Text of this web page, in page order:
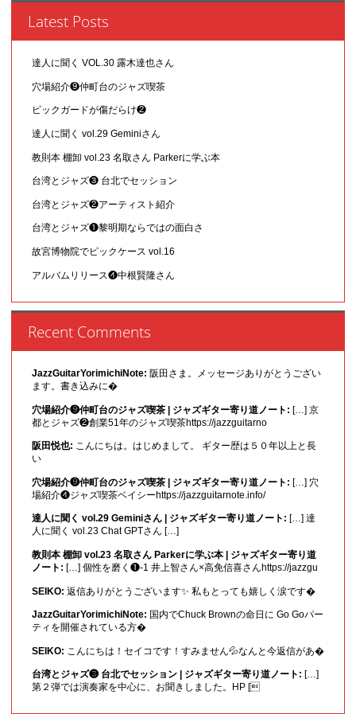
Latest Posts
達人に聞く VOL.30 露木達也さん
穴場紹介❾仲町台のジャズ喫茶
ピックガードが傷だらけ❷
達人に聞く vol.29 Geminiさん
教則本 棚卸 vol.23 名取さん Parkerに学ぶ本
台湾とジャズ❸ 台北でセッション
台湾とジャズ❷アーティスト紹介
台湾とジャズ❶黎明期ならではの面白さ
故宮博物院でピックケース vol.16
アルバムリリース❹中根賢隆さん
Recent Comments
JazzGuitarYorimichiNote: 阪田さま。メッセージありがとうござい
ます。書き込みに�
穴場紹介❾仲町台のジャズ喫茶 | ジャズギター寄り道ノート: […] 京
都とジャズ❷創業51年のジャズ喫茶https://jazzguitarno
阪田悦也: こんにちは。はじめまして。 ギター歴は５０年以上と長
い
穴場紹介❾仲町台のジャズ喫茶 | ジャズギター寄り道ノート: […] 穴
場紹介❹ジャズ喫茶ベイシーhttps://jazzguitarnote.info/
達人に聞く vol.29 Geminiさん | ジャズギター寄り道ノート: […] 達
人に聞く vol.23 Chat GPTさん […]
教則本 棚卸 vol.23 名取さん Parkerに学ぶ本 | ジャズギター寄り道
ノート: […] 個性を磨く❶-1 井上智さん×高免信喜さんhttps://jazzgu
SEIKO: 返信ありがとうございます✨ 私もとっても嬉しく涙です�
JazzGuitarYorimichiNote: 国内でChuck Brownの命日に Go Goパー
ティを開催されている方�
SEIKO: こんにちは！セイコです！すみません💦なんと今返信があ�
台湾とジャズ❸ 台北でセッション | ジャズギター寄り道ノート: […]
第２弾では演奏家を中心に、お聞きしました。HP [